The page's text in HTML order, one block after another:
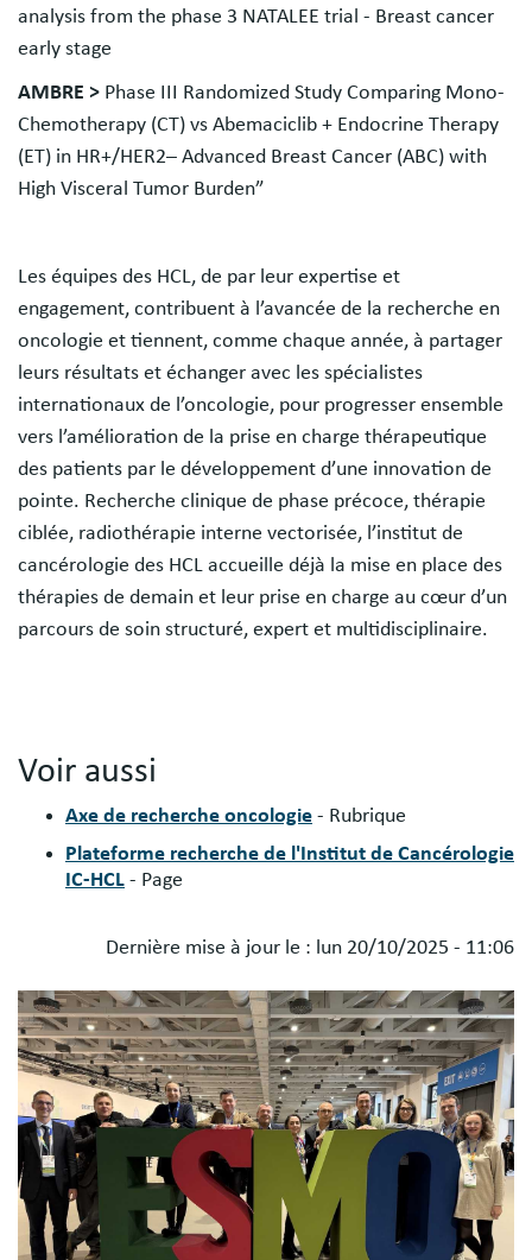
analysis from the phase 3 NATALEE trial - Breast cancer
early stage
AMBRE > Phase III Randomized Study Comparing Mono-
Chemotherapy (CT) vs Abemaciclib + Endocrine Therapy
(ET) in HR+/HER2– Advanced Breast Cancer (ABC) with
High Visceral Tumor Burden”
Les équipes des HCL, de par leur expertise et
engagement, contribuent à l’avancée de la recherche en
oncologie et tiennent, comme chaque année, à partager
leurs résultats et échanger avec les spécialistes
internationaux de l’oncologie, pour progresser ensemble
vers l’amélioration de la prise en charge thérapeutique
des patients par le développement d’une innovation de
pointe. Recherche clinique de phase précoce, thérapie
ciblée, radiothérapie interne vectorisée, l’institut de
cancérologie des HCL accueille déjà la mise en place des
thérapies de demain et leur prise en charge au cœur d’un
parcours de soin structuré, expert et multidisciplinaire.
Voir aussi
Axe de recherche oncologie - Rubrique
Plateforme recherche de l'Institut de Cancérologie
IC-HCL - Page
Dernière mise à jour le : lun 20/10/2025 - 11:06
Blocs
libres
Image